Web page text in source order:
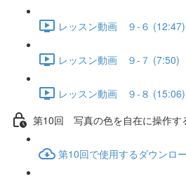
レッスン動画 ９-６ (12:47)
レッスン動画 ９-７ (7:50)
レッスン動画 ９-８ (15:06)
第10回 写真の色を自在に操作す
第10回で使用するダウンロ